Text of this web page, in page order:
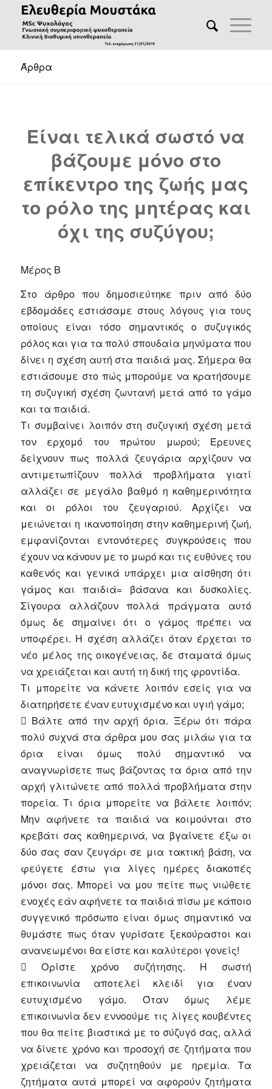
Άρθρα
Είναι τελικά σωστό να
βάζουμε μόνο στο
επίκεντρο της ζωής μας
το ρόλο της μητέρας και
όχι της συζύγου;
Μέρος Β
Στο άρθρο που δημοσιεύτηκε πριν από δύο
εβδομάδες εστιάσαμε στους λόγους για τους
οποίους είναι τόσο σημαντικός ο συζυγικός
ρόλος και για τα πολύ σπουδαία μηνύματα που
δίνει η σχέση αυτή στα παιδιά μας. Σήμερα θα
εστιάσουμε στο πώς μπορούμε να κρατήσουμε
τη συζυγική σχέση ζωντανή μετά από το γάμο
και τα παιδιά.
Τι συμβαίνει λοιπόν στη συζυγική σχέση μετά
τον ερχομό του πρώτου μωρού; Έρευνες
δείχνουν πως πολλά ζευγάρια αρχίζουν να
αντιμετωπίζουν πολλά προβλήματα γιατί
αλλάζει σε μεγάλο βαθμό η καθημερινότητα
και οι ρόλοι του ζευγαριού. Αρχίζει να
μειώνεται η ικανοποίηση στην καθημερινή ζωή,
εμφανίζονται εντονότερες συγκρούσεις που
έχουν να κάνουν με το μωρό και τις ευθύνες του
καθενός και γενικά υπάρχει μια αίσθηση ότι
γάμος και παιδιά= βάσανα και δυσκολίες.
Σίγουρα αλλάζουν πολλά πράγματα αυτό
όμως δε σημαίνει ότι ο γάμος πρέπει να
υποφέρει. Η σχέση αλλάζει όταν έρχεται το
νέο μέλος της οικογένειας, δε σταματά όμως
να χρειάζεται και αυτή τη δική της φροντίδα.
Τι μπορείτε να κάνετε λοιπόν εσείς για να
διατηρήσετε έναν ευτυχισμένο και υγιή γάμο;
 Βάλτε από την αρχή όρια. Ξέρω ότι πάρα
πολύ συχνά στα άρθρα μου σας μιλάω για τα
όρια είναι όμως πολύ σημαντικό να
αναγνωρίσετε πως βάζοντας τα όρια από την
αρχή γλιτώνετε από πολλά προβλήματα στην
πορεία. Τι όρια μπορείτε να βάλετε λοιπόν;
Μην αφήνετε τα παιδιά να κοιμούνται στο
κρεβάτι σας καθημερινά, να βγαίνετε έξω οι
δύο σας σαν ζευγάρι σε μια τακτική βάση, να
φεύγετε έστω για λίγες ημέρες διακοπές
μόνοι σας. Μπορεί να μου πείτε πως νιώθετε
ενοχές εάν αφήνετε τα παιδιά πίσω με κάποιο
συγγενικό πρόσωπο είναι όμως σημαντικό να
θυμάστε πως όταν γυρίσατε ξεκούραστοι και
ανανεωμένοι θα είστε και καλύτεροι γονείς!
 Ορίστε χρόνο συζήτησης. Η σωστή
επικοινωνία αποτελεί κλειδί για έναν
ευτυχισμένο γάμο. Όταν όμως λέμε
επικοινωνία δεν εννοούμε τις λίγες κουβέντες
που θα πείτε βιαστικά με το σύζυγό σας, αλλά
να δίνετε χρόνο και προσοχή σε ζητήματα που
χρειάζεται να συζητηθούν με ηρεμία. Τα
ζητήματα αυτά μπορεί να αφορούν ζητήματα